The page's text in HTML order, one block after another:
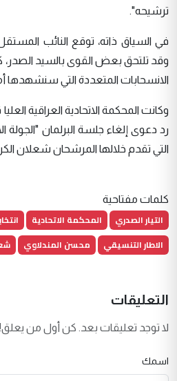
ترشيحه".
في السياق ذاته، توقع النائب
وقد تلتحق بعض القوى بالسيد الصدر،
الانسحابات المتعددة التي سنشهدها
وكانت المحكمة الاتحادية العراقية
رد دعوى إلغاء جلسة البرلمان "الجولة
التي تقدم خلالها المرشحان شعلان
كلمات مفتاحية
التيار الصدري المحكمة الاتحادية
الاطار التنسيقي
محسن المندلاوي
التعليقات
لا توجد تعليقات بعد. كن أول من يعلق!
اسمك